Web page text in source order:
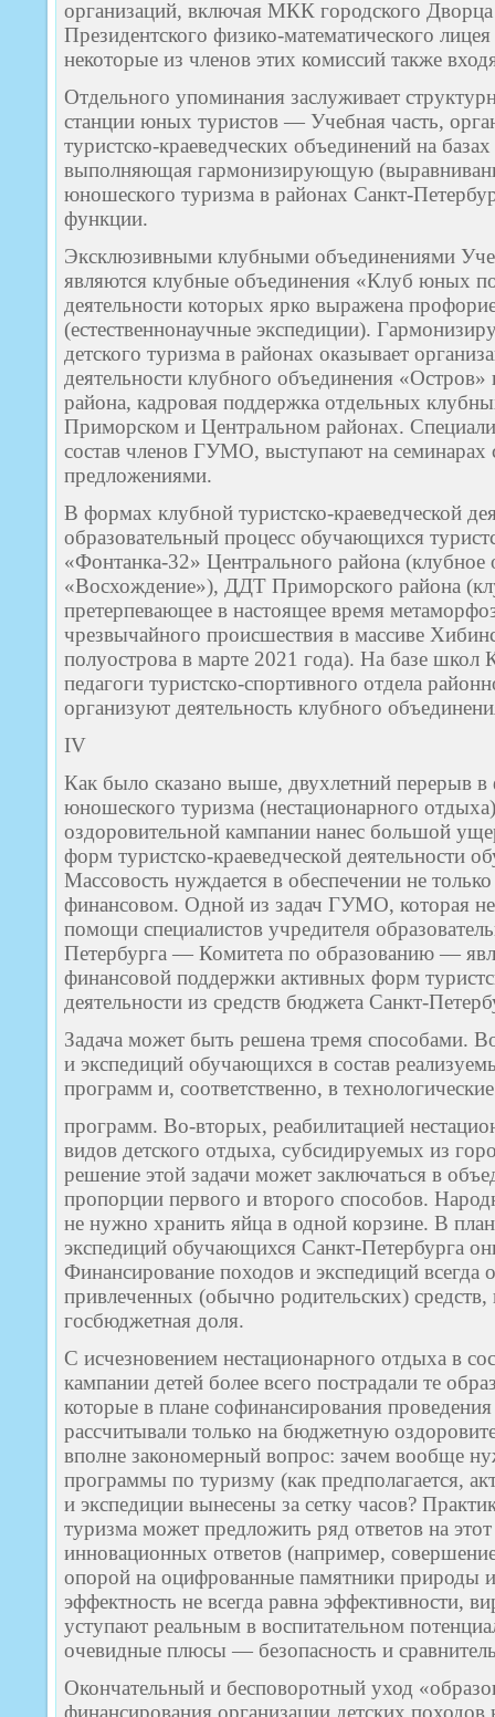
организаций, включая МКК городского
Президентского физико-математического
некоторые из членов этих комиссий также
Отдельного упоминания заслуживает
станции юных туристов — Учебная часть,
туристско-краеведческих объединений на
выполняющая гармонизирующую
юношеского туризма в районах Санкт-
функции.
Эксклюзивными клубными объединениями
являются клубные объединения «Клуб юных
деятельности которых ярко выражена
(естественнонаучные экспедиции).
детского туризма в районах оказывает
деятельности клубного объединения
района, кадровая поддержка отдельных
Приморском и Центральном районах.
состав членов ГУМО, выступают на
предложениями.
В формах клубной туристско-краеведческой
образовательный процесс обучающихся
«Фонтанка-32» Центрального района (клубное
«Восхождение»), ДДТ Приморского района
претерпевающее в настоящее время
чрезвычайного происшествия в массиве
полуострова в марте 2021 года). На базе школ
педагоги туристско-спортивного отдела
организуют деятельность клубного
IV
Как было сказано выше, двухлетний перерыв в
юношеского туризма (нестационарного
оздоровительной кампании нанес большой
форм туристско-краеведческой деятельности
Массовость нуждается в обеспечении не
финансовом. Одной из задач ГУМО, которая
помощи специалистов учредителя
Петербурга — Комитета по образованию —
финансовой поддержки активных форм
деятельности из средств бюджета Санкт-
Задача может быть решена тремя способами.
и экспедиций обучающихся в состав
программ и, соответственно, в
программ. Во-вторых, реабилитацией
видов детского отдыха, субсидируемых из
решение этой задачи может заключаться в
пропорции первого и второго способов.
не нужно хранить яйца в одной корзине. В
экспедиций обучающихся Санкт-Петербурга
Финансирование походов и экспедиций
привлеченных (обычно родительских) средств,
госбюджетная доля.
С исчезновением нестационарного отдыха в
кампании детей более всего пострадали те
которые в плане софинансирования
рассчитывали только на бюджетную
вполне закономерный вопрос: зачем вообще
программы по туризму (как предполагается,
и экспедиции вынесены за сетку часов?
туризма может предложить ряд ответов на
инновационных ответов (например,
опорой на оцифрованные памятники природы
эффектность не всегда равна эффективности,
уступают реальным в воспитательном
очевидные плюсы — безопасность и
Окончательный и бесповоротный уход
финансирования организации детских походов